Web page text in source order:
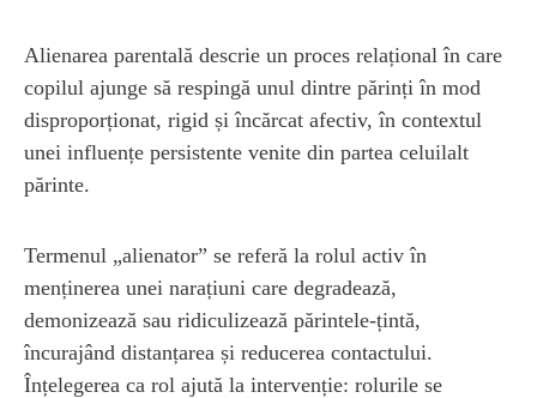
Alienarea parentală descrie un proces relațional în care
copilul ajunge să respingă unul dintre părinți în mod
disproporționat, rigid și încărcat afectiv, în contextul
unei influențe persistente venite din partea celuilalt
părinte.
Termenul „alienator” se referă la rolul activ în
menținerea unei narațiuni care degradează,
demonizează sau ridiculizează părintele-țintă,
încurajând distanțarea și reducerea contactului.
Înțelegerea ca rol ajută la intervenție: rolurile se